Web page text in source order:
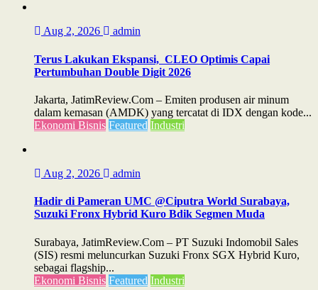
Aug 2, 2026 admin
Terus Lakukan Ekspansi, CLEO Optimis Capai
Pertumbuhan Double Digit 2026
Jakarta, JatimReview.Com – Emiten produsen air minum
dalam kemasan (AMDK) yang tercatat di IDX dengan kode...
Ekonomi Bisnis Featured Industri
Aug 2, 2026 admin
Hadir di Pameran UMC @Ciputra World Surabaya,
Suzuki Fronx Hybrid Kuro Bdik Segmen Muda
Surabaya, JatimReview.Com – PT Suzuki Indomobil Sales
(SIS) resmi meluncurkan Suzuki Fronx SGX Hybrid Kuro,
sebagai flagship...
Ekonomi Bisnis Featured Industri